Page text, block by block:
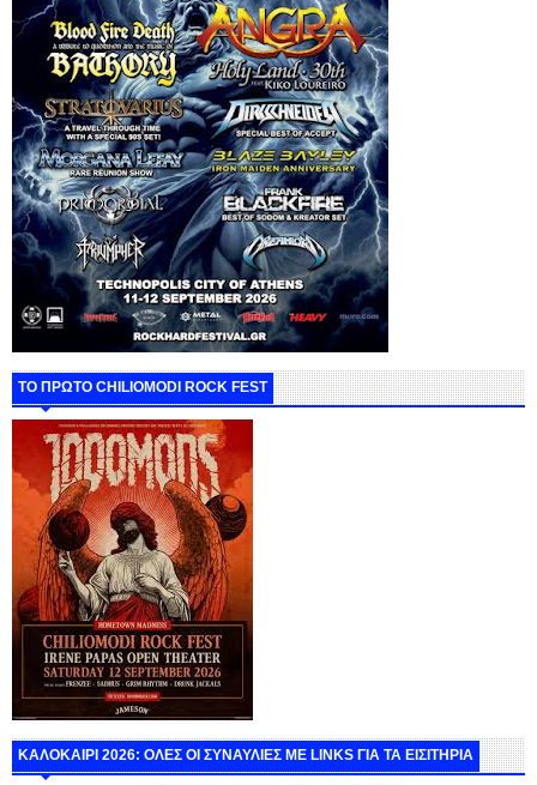
ΤΟ ΠΡΩΤΟ CHILIOMODI ROCK FEST
ΚΑΛΟΚΑΙΡΙ 2026: ΟΛΕΣ ΟΙ ΣΥΝΑΥΛΙΕΣ ΜΕ LINKS ΓΙΑ ΤΑ ΕΙΣΙΤΗΡΙΑ